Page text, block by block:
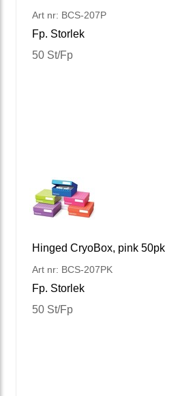
Art nr: BCS-207P
Fp. Storlek
50 St/Fp
Hinged CryoBox, pink 50pk
Art nr: BCS-207PK
Fp. Storlek
50 St/Fp